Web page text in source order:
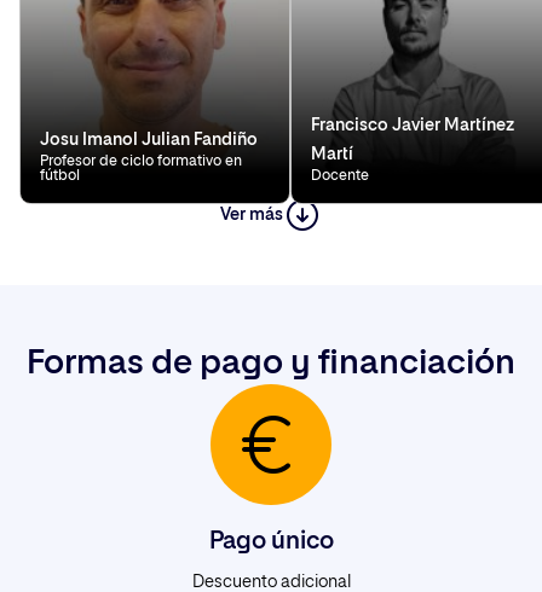
Josu Imanol Julian Fandiño
Profesor de ciclo formativo en
fútbol
Francisco Javier Martínez
Martí
Docente
Ver más
Formas de pago y financiación
Pago único
Descuento adicional